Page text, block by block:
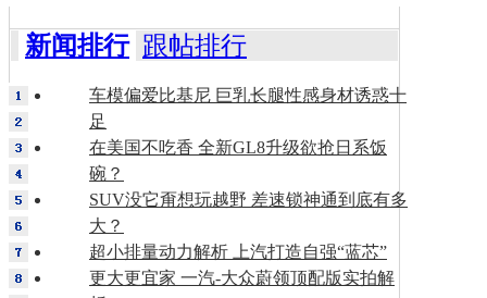
新闻排行 跟帖排行
车模偏爱比基尼 巨乳长腿性感身材诱惑十
足
在美国不吃香 全新GL8升级欲抢日系饭
碗？
SUV没它甭想玩越野 差速锁神通到底有多
大？
超小排量动力解析 上汽打造自强“蓝芯”
更大更宜家 一汽-大众蔚领顶配版实拍解